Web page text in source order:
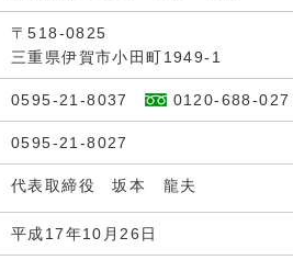
〒518-0825
三重県伊賀市小田町1949-1
0595-21-8037 0120-688-027
0595-21-8027
代表取締役 坂本 龍夫
平成17年10月26日